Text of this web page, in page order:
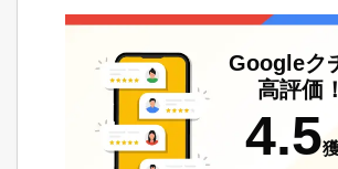
Googleク
高評価！
4.5